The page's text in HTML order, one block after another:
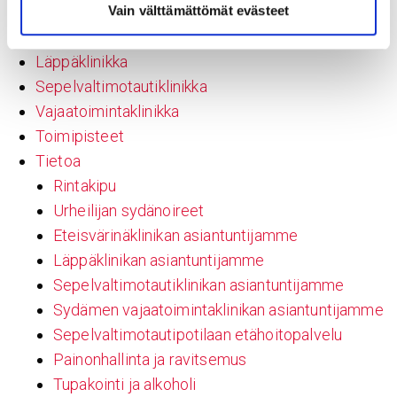
Vain välttämättömät evästeet
Sydänsairaalan esittely
Eteisvärinäklinikka
Läppäklinikka
Sepelvaltimotautiklinikka
Vajaatoimintaklinikka
Toimipisteet
Tietoa
Rintakipu
Urheilijan sydänoireet
Eteisvärinäklinikan asiantuntijamme
Läppäklinikan asiantuntijamme
Sepelvaltimotautiklinikan asiantuntijamme
Sydämen vajaatoimintaklinikan asiantuntijamme
Sepelvaltimotautipotilaan etähoitopalvelu
Painonhallinta ja ravitsemus
Tupakointi ja alkoholi